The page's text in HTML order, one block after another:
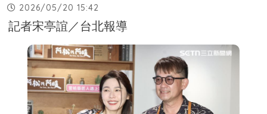
2026/05/20 15:42
記者宋亭誼／台北報導